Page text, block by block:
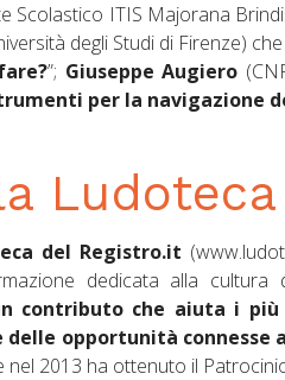
Scolastico ITIS Majorana
degli Studi di Firenze)
”; Giuseppe Augiero
per la navigazione
la
del Registro.it
dedicata alla
contributo che aiuta i
delle opportunità connesse
nel 2013 ha ottenuto il